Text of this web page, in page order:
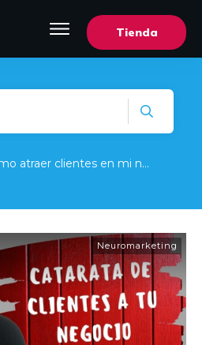
Tienda
Tag: como atraer clientes en mi negocio
Neuromarketing